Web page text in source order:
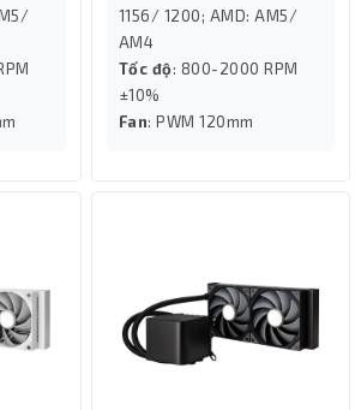
1156/ 1200; AMD: AM5/
AM4
Tốc độ: 800-2000 RPM
±10%
Fan: PWM 120mm